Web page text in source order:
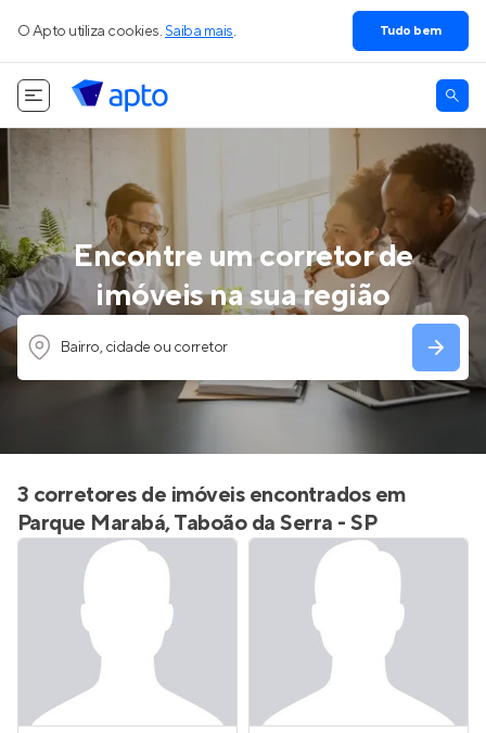
O Apto utiliza cookies. Saiba mais. Tudo bem
Encontre um corretor de
imóveis na sua região
Bairro, cidade ou corretor
3 corretores de imóveis encontrados em
Parque Marabá, Taboão da Serra - SP